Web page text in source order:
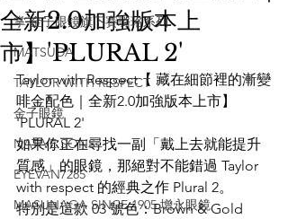
掌 金子眼鏡旗下賽璐珞系列
MATSUDA
TAYLOR WITH RESPECT
金子眼鏡
NATIVE SONS
EYEVAN7285
MASUNAGA SINCE 1905 增永眼鏡
全新2.0加強版本上
市】'PLURAL 2'
Taylor with Respect【 藏在細節裡的漸變
啡金配色｜全新2.0加強版本上市】
'PLURAL 2'
如果你正在尋找一副「戴上去就能提升
質感」的眼鏡，那絕對不能錯過 Taylor
with respect 的經典之作 Plural 2。
特別是這款 03 號色：Brown & Gold